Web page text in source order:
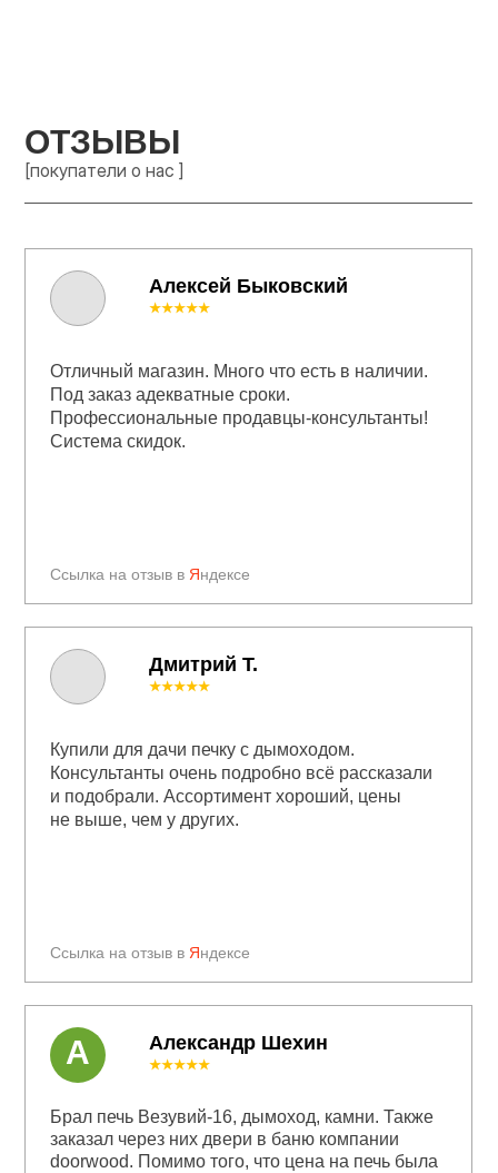
ОТЗЫВЫ
[покупатели о нас ]
Алексей Быковский
Ссылка на отзыв в Яндексе
★★★★★
Отличный магазин. Много что есть в наличии.
Под заказ адекватные сроки.
Профессиональные продавцы-консультанты!
Система скидок.
Ссылка на отзыв в Яндексе
★★★★★
Купили для дачи печку с дымоходом.
Консультанты очень подробно всё рассказали
и подобрали. Ассортимент хороший, цены
не выше, чем у других.
Александр Шехин
★★★★★
Брал печь Везувий-16, дымоход, камни. Также
заказал через них двери в баню компании
doorwood. Помимо того, что цена на печь была
А
Дмитрий Т.